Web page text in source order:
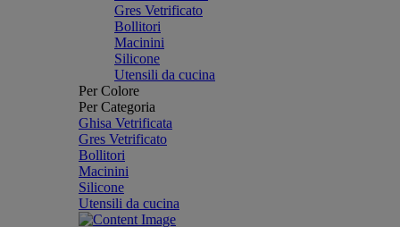
Gres Vetrificato
Bollitori
Macinini
Silicone
Utensili da cucina
Per Colore
Per Categoria
Ghisa Vetrificata
Gres Vetrificato
Bollitori
Macinini
Silicone
Utensili da cucina